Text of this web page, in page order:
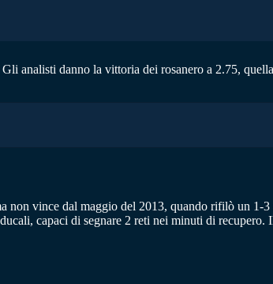
analisti danno la vittoria dei rosanero a 2.75,
non vince dal maggio del 2013, quando rifilò un 1-
capaci di segnare 2 reti nei minuti di